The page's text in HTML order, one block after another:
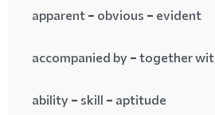
apparent = obvious = evident
accompanied by = together
ability = skill = aptitude